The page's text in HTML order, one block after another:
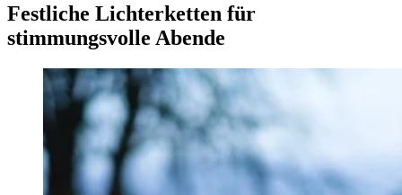
Festliche Lichterketten für
stimmungsvolle Abende